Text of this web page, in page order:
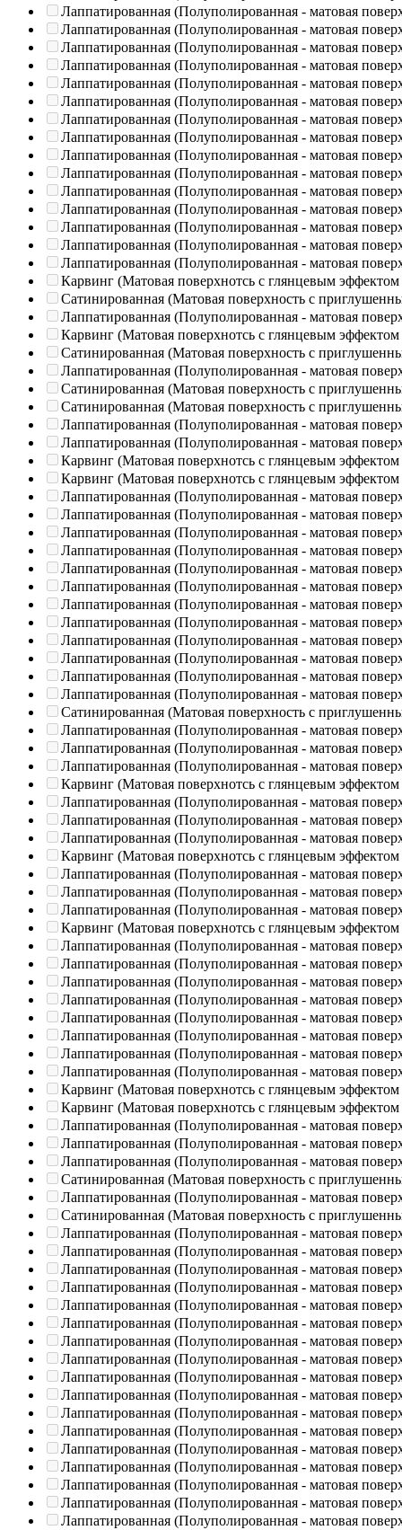
Лаппатированная (Полуполированная - матовая
Лаппатированная (Полуполированная - матовая
Лаппатированная (Полуполированная - матовая
Лаппатированная (Полуполированная - матовая
Лаппатированная (Полуполированная - матовая
Лаппатированная (Полуполированная - матовая
Лаппатированная (Полуполированная - матовая
Лаппатированная (Полуполированная - матовая
Лаппатированная (Полуполированная - матовая
Лаппатированная (Полуполированная - матовая
Лаппатированная (Полуполированная - матовая
Лаппатированная (Полуполированная - матовая
Лаппатированная (Полуполированная - матовая
Лаппатированная (Полуполированная - матовая
Лаппатированная (Полуполированная - матовая
Карвинг (Матовая поверхнотсь с глянцевым эффектом
Сатинированная (Матовая поверхность с
Лаппатированная (Полуполированная - матовая
Карвинг (Матовая поверхнотсь с глянцевым эффектом
Сатинированная (Матовая поверхность с
Лаппатированная (Полуполированная - матовая
Сатинированная (Матовая поверхность с
Сатинированная (Матовая поверхность с
Лаппатированная (Полуполированная - матовая
Лаппатированная (Полуполированная - матовая
Карвинг (Матовая поверхнотсь с глянцевым эффектом
Карвинг (Матовая поверхнотсь с глянцевым эффектом
Лаппатированная (Полуполированная - матовая
Лаппатированная (Полуполированная - матовая
Лаппатированная (Полуполированная - матовая
Лаппатированная (Полуполированная - матовая
Лаппатированная (Полуполированная - матовая
Лаппатированная (Полуполированная - матовая
Лаппатированная (Полуполированная - матовая
Лаппатированная (Полуполированная - матовая
Лаппатированная (Полуполированная - матовая
Лаппатированная (Полуполированная - матовая
Лаппатированная (Полуполированная - матовая
Лаппатированная (Полуполированная - матовая
Сатинированная (Матовая поверхность с
Лаппатированная (Полуполированная - матовая
Лаппатированная (Полуполированная - матовая
Лаппатированная (Полуполированная - матовая
Карвинг (Матовая поверхнотсь с глянцевым эффектом
Лаппатированная (Полуполированная - матовая
Лаппатированная (Полуполированная - матовая
Лаппатированная (Полуполированная - матовая
Карвинг (Матовая поверхнотсь с глянцевым эффектом
Лаппатированная (Полуполированная - матовая
Лаппатированная (Полуполированная - матовая
Лаппатированная (Полуполированная - матовая
Карвинг (Матовая поверхнотсь с глянцевым эффектом
Лаппатированная (Полуполированная - матовая
Лаппатированная (Полуполированная - матовая
Лаппатированная (Полуполированная - матовая
Лаппатированная (Полуполированная - матовая
Лаппатированная (Полуполированная - матовая
Лаппатированная (Полуполированная - матовая
Лаппатированная (Полуполированная - матовая
Лаппатированная (Полуполированная - матовая
Карвинг (Матовая поверхнотсь с глянцевым эффектом
Карвинг (Матовая поверхнотсь с глянцевым эффектом
Лаппатированная (Полуполированная - матовая
Лаппатированная (Полуполированная - матовая
Лаппатированная (Полуполированная - матовая
Сатинированная (Матовая поверхность с
Лаппатированная (Полуполированная - матовая
Сатинированная (Матовая поверхность с
Лаппатированная (Полуполированная - матовая
Лаппатированная (Полуполированная - матовая
Лаппатированная (Полуполированная - матовая
Лаппатированная (Полуполированная - матовая
Лаппатированная (Полуполированная - матовая
Лаппатированная (Полуполированная - матовая
Лаппатированная (Полуполированная - матовая
Лаппатированная (Полуполированная - матовая
Лаппатированная (Полуполированная - матовая
Лаппатированная (Полуполированная - матовая
Лаппатированная (Полуполированная - матовая
Лаппатированная (Полуполированная - матовая
Лаппатированная (Полуполированная - матовая
Лаппатированная (Полуполированная - матовая
Лаппатированная (Полуполированная - матовая
Лаппатированная (Полуполированная - матовая
Лаппатированная (Полуполированная - матовая